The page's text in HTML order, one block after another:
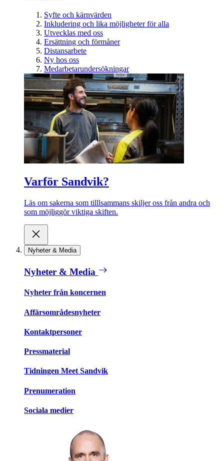
Syfte och kärnvärden
Inkludering och lika möjligheter för alla
Utvecklas med oss
Ersättning och förmåner
Distansarbete
Ny hos oss
Medarbetarundersökningar
Varför Sandvik?
Läs om sakerna som tilllsammans skiljer oss från andra och
som möjliggör viktiga skiften.
Nyheter & Media
Nyheter & Media
Nyheter från koncernen
Affärsområdesnyheter
Kontaktpersoner
Pressmaterial
Tidningen Meet Sandvik
Prenumeration
Sociala medier